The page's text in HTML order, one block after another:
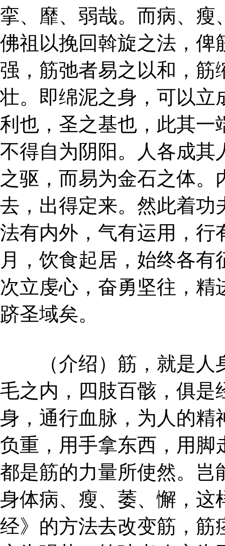
挛、靡、弱哉。而病、瘦
佛祖以挽回斡旋之法，俾
强，筋弛者易之以和，筋
壮。即绵泥之身，可以立
利也，圣之基也，此其一
不得自为阴阳。人各成其
之驱，而易为金石之体
去，出得定来。然此着功
法有内外，气有运用，行
月，饮食起居，始终各
次立虔心，奋勇坚往，
跻圣域矣。
（介绍）筋，就是人
毛之内，四肢百骸，俱是
身，通行血脉，为人的精
负重，用手拿东西，用脚
都是筋的力量所使然。岂
身体病、瘦、萎、懈，这
经》的方法去改变筋，筋